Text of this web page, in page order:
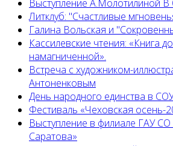
Выступление А.Молотилиной
Литклуб: "Счастливые
Галина Вольская и
Кассилевские чтения: «Книга
намагниченной».
Встреча с художником-
Антоненковым
День народного единства в
Фестиваль «Чеховская осень-
Выступление в филиале ГАУ
Саратова»